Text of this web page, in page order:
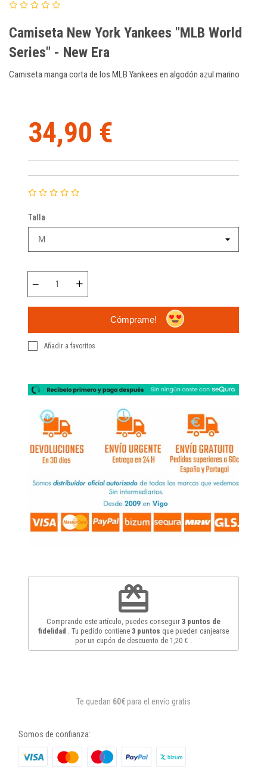
Camiseta New York Yankees "MLB World
Series" - New Era
Camiseta manga corta de los MLB Yankees en algodón azul marino
34,90 €
Talla
Cómprame!
Añadir a favoritos
redeem
Comprando este artículo, puedes conseguir 3 puntos de
fidelidad
. Tu pedido contiene 3 puntos que pueden canjearse
por un cupón de descuento de 1,20 €
Te quedan 60€ para el envío gratis
Somos de confianza: